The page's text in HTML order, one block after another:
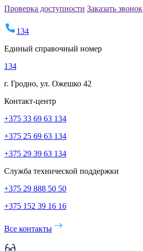
Проверка доступности Заказать звонок
134
Единый справочный номер
134
г. Гродно, ул. Ожешко 42
Контакт-центр
+375 33 69 63 134
+375 25 69 63 134
+375 29 39 63 134
Служба технической поддержки
+375 29 888 50 50
+375 152 39 16 16
Все контакты